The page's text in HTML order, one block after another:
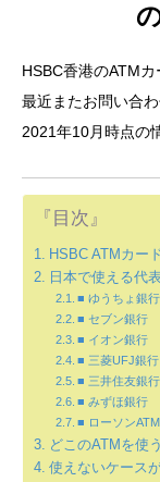
HSBC香港のATMカ
最近またお問い合
2021年10月時点の
『目次』
HSBC ATMカー
日本で使える代
■ ゆうちょ銀行
■ セブン銀行
■ イオン銀行
■ 三菱UFJ銀行
■ 三井住友銀行
■ みずほ銀行
■ ローソンATM
どこのATMを使
使えないケース